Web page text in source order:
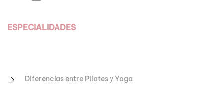
ESPECIALIDADES
Diferencias entre Pilates y Yoga